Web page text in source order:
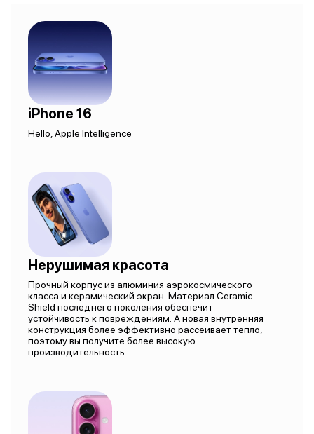
iPhone 16
Hello, Apple Intelligence
Нерушимая красота
Прочный корпус из алюминия аэрокосмического
класса и керамический экран. Материал Ceramic
Shield последнего поколения обеспечит
устойчивость к повреждениям. А новая внутренняя
конструкция более эффективно рассеивает тепло,
поэтому вы получите более высокую
производительность